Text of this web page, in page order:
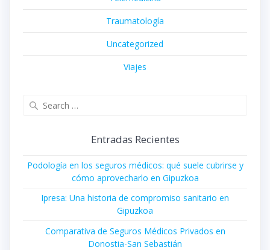
Traumatología
Uncategorized
Viajes
Entradas Recientes
Podología en los seguros médicos: qué suele cubrirse y
cómo aprovecharlo en Gipuzkoa
Ipresa: Una historia de compromiso sanitario en
Gipuzkoa
Comparativa de Seguros Médicos Privados en
Donostia-San Sebastián